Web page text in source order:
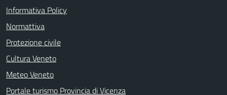
Informativa Policy
Normattiva
Protezione civile
Cultura Veneto
Meteo Veneto
Portale turismo Provincia di Vicenza